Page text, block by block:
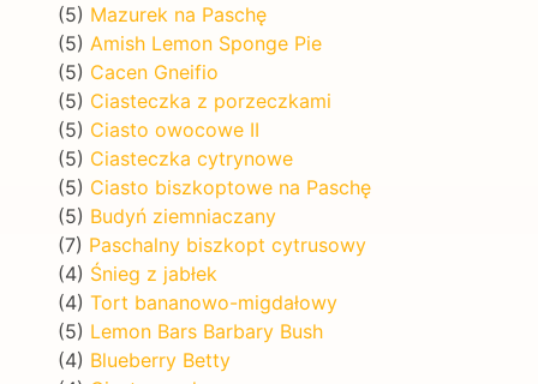
(5) Mazurek na Paschę
(5) Amish Lemon Sponge Pie
(5) Cacen Gneifio
(5) Ciasteczka z porzeczkami
(5) Ciasto owocowe II
(5) Ciasteczka cytrynowe
(5) Ciasto biszkoptowe na Paschę
(5) Budyń ziemniaczany
(7) Paschalny biszkopt cytrusowy
(4) Śnieg z jabłek
(4) Tort bananowo-migdałowy
(5) Lemon Bars Barbary Bush
(4) Blueberry Betty